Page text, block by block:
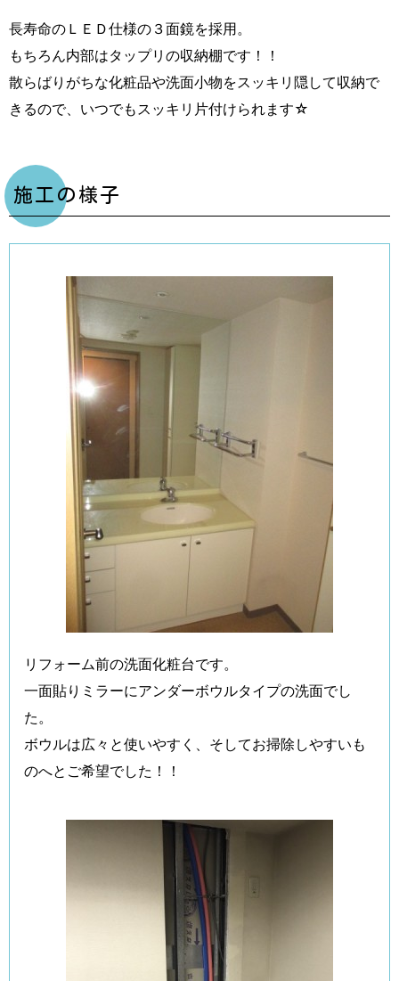
長寿命のＬＥＤ仕様の３面鏡を採用。
もちろん内部はタップリの収納棚です！！
散らばりがちな化粧品や洗面小物をスッキリ隠して収納で
きるので、いつでもスッキリ片付けられます☆
施工の様子
リフォーム前の洗面化粧台です。
一面貼りミラーにアンダーボウルタイプの洗面でし
た。
ボウルは広々と使いやすく、そしてお掃除しやすいも
のへとご希望でした！！